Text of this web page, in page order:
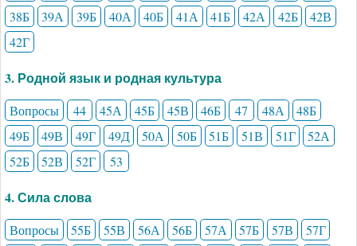
38Б
39А 39Б 40А 40Б 41А 41Б 42А 42Б
42В
42Г
3. Родной язык и родная культура
Вопросы 44 45А 45Б 45В 46Б 47 48А
48Б
49Б
49В 49Г 49Д 50А 50Б 51Б 51В 51Г
52А
52Б
52В 52Г 53
4. Сила слова
Вопросы 55Б 55В 56А 56Б 57А 57Б 57В
57Г